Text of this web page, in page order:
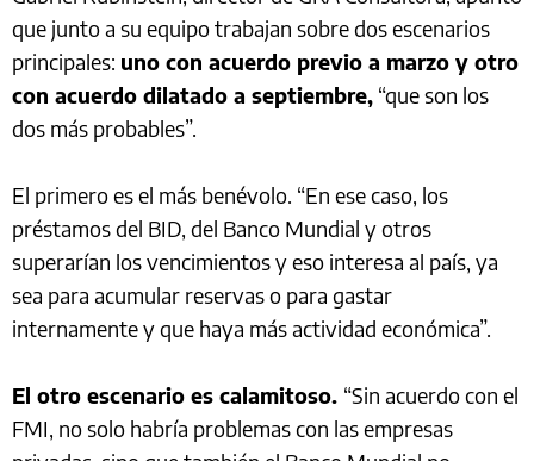
que junto a su equipo trabajan sobre dos escenarios
principales: uno con acuerdo previo a marzo y otro
con acuerdo dilatado a septiembre, “que son los
dos más probables”.
El primero es el más benévolo. “En ese caso, los
préstamos del BID, del Banco Mundial y otros
superarían los vencimientos y eso interesa al país, ya
sea para acumular reservas o para gastar
internamente y que haya más actividad económica”.
El otro escenario es calamitoso. “Sin acuerdo con el
FMI, no solo habría problemas con las empresas